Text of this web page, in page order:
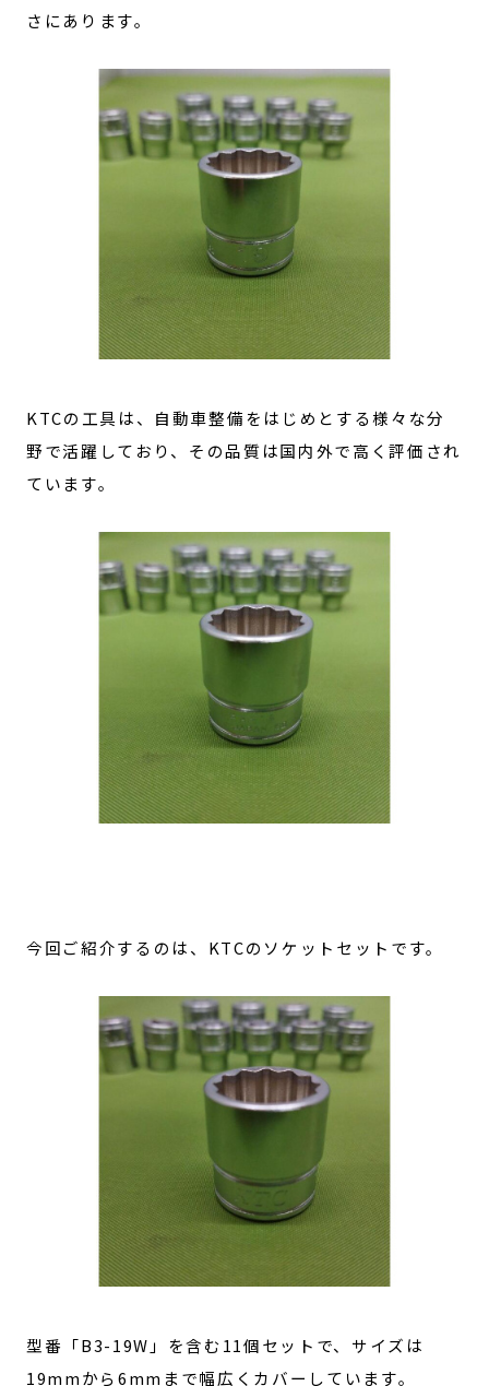
さにあります。
KTCの工具は、自動車整備をはじめとする様々な分
野で活躍しており、その品質は国内外で高く評価され
ています。
今回ご紹介するのは、KTCのソケットセットです。
型番「B3-19W」を含む11個セットで、サイズは
19mmから6mmまで幅広くカバーしています。